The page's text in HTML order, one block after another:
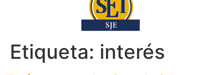
Etiqueta: interés